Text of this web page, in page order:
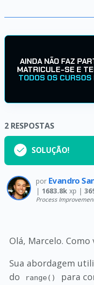
AINDA NÃO FAZ
MATRICULE-SE E
TODOS OS CURSOS
2 RESPOSTAS
SOLUÇÃO!
por Evandro
| 1683.8kxp |
Process
Olá, Marcelo. Como
Sua abordagem
do
range()
para